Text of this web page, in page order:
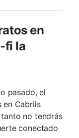
en
fi la
pasado, el
en Cabrils
no tendrás
conectado